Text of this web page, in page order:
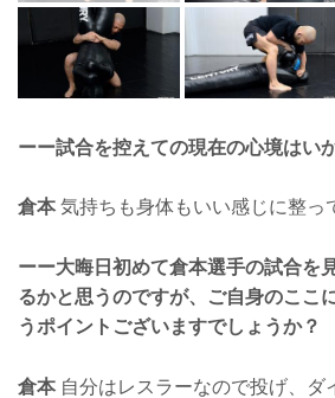
ーー試合を控えての現在の心境はい
倉本気持ちも身体もいい感じに整っ
ーー大晦日初めて倉本選手の試合を
るかと思うのですが、ご自身のここ
うポイントございますでしょうか？
倉本自分はレスラーなので投げ、ダ